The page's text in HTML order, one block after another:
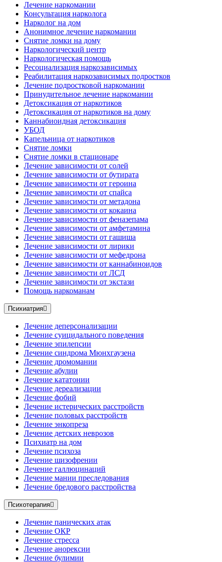
Лечение наркомании
Консультация нарколога
Нарколог на дом
Анонимное лечение наркомании
Снятие ломки на дому
Наркологический центр
Наркологическая помощь
Ресоциализация наркозависимых
Реабилитация наркозависимых подростков
Лечение подростковой наркомании
Принудительное лечение наркомании
Детоксикация от наркотиков
Детоксикация от наркотиков на дому
Каннабиоидная детоксикация
УБОД
Капельница от наркотиков
Снятие ломки
Снятие ломки в стационаре
Лечение зависимости от солей
Лечение зависимости от бутирата
Лечение зависимости от героина
Лечение зависимости от спайса
Лечение зависимости от метадона
Лечение зависимости от кокаина
Лечение зависимости от феназепама
Лечение зависимости от амфетамина
Лечение зависимости от гашиша
Лечение зависимости от лирики
Лечение зависимости от мефедрона
Лечение зависимости от каннабиноидов
Лечение зависимости от ЛСД
Лечение зависимости от экстази
Помощь наркоманам
Психиатрия
Лечение деперсонализации
Лечение суицидального поведения
Лечение эпилепсии
Лечение синдрома Мюнхгаузена
Лечение дромомании
Лечение абулии
Лечение кататонии
Лечение дереализации
Лечение фобий
Лечение истерических расстройств
Лечение половых расстройств
Лечение энкопреза
Лечение детских неврозов
Психиатр на дом
Лечение психоза
Лечение шизофрении
Лечение галлюцинаций
Лечение мании преследования
Лечение бредового расстройства
Психотерапия
Лечение панических атак
Лечение ОКР
Лечение стресса
Лечение анорексии
Лечение булимии